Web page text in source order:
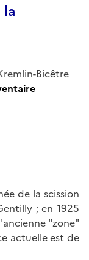
Bicêtre
de la scission
; en 1925
"zone"
actuelle est de